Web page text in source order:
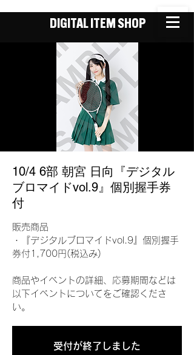
DIGITAL ITEM SHOP
10/4 6部 朝宮 日向『デジタル
ブロマイドvol.9』個別握手券
付
販売商品
・『デジタルブロマイドvol.9』個別握手
券付1,700円(税込み)
商品やイベントの詳細、応募期間などは
以下イベントについてをご確認くださ
い。
受付が終了しました